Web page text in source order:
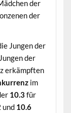
der
der
Jungen der
der
erkämpften
im
10.3für
und 10.6